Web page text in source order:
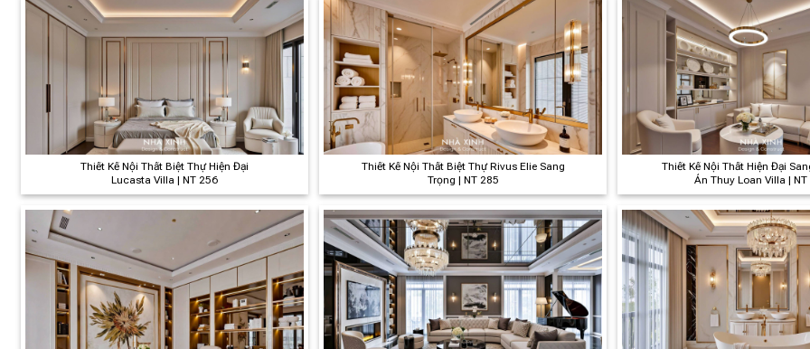
Thiết Kế Nội Thất Biệt Thự Hiện Đại
Lucasta Villa | NT 256
Thiết Kế Nội Thất Biệt Thự Rivus Elie Sang
Trọng | NT 285
Thiết Kế Nội Thất Hiện Đại
Án Thuy Loan Villa | NT